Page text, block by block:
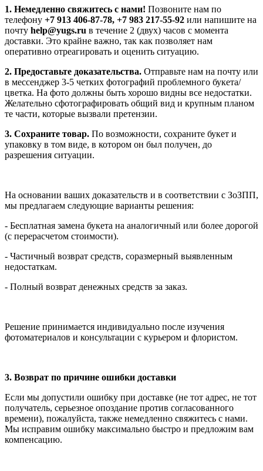
1. Немедленно свяжитесь с нами! Позвоните нам по
телефону +7 913 406-87-78, +7 983 217-55-92 или напишите на
почту help@yugs.ru в течение 2 (двух) часов с момента
доставки. Это крайне важно, так как позволяет нам
оперативно отреагировать и оценить ситуацию.
2. Предоставьте доказательства. Отправьте нам на почту или
в мессенджер 3-5 четких фотографий проблемного букета/
цветка. На фото должны быть хорошо видны все недостатки.
Желательно сфотографировать общий вид и крупным планом
те части, которые вызвали претензии.
3. Сохраните товар. По возможности, сохраните букет и
упаковку в том виде, в котором он был получен, до
разрешения ситуации.
На основании ваших доказательств и в соответствии с ЗоЗПП,
мы предлагаем следующие варианты решения:
- Бесплатная замена букета на аналогичный или более дорогой
(с перерасчетом стоимости).
- Частичный возврат средств, соразмерный выявленным
недостаткам.
- Полный возврат денежных средств за заказ.
Решение принимается индивидуально после изучения
фотоматериалов и консультации с курьером и флористом.
3. Возврат по причине ошибки доставки
Если мы допустили ошибку при доставке (не тот адрес, не тот
получатель, серьезное опоздание против согласованного
времени), пожалуйста, также немедленно свяжитесь с нами.
Мы исправим ошибку максимально быстро и предложим вам
компенсацию.